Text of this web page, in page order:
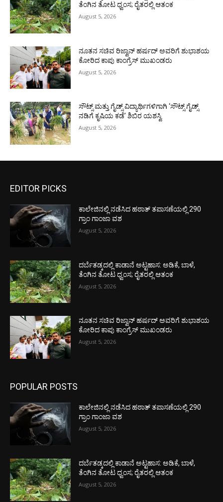
ತೆಂಗಿನ ತೋಟ ಧ್ವಂಸ; ರೈತರಲ್ಲಿ ಆತಂಕ
August 5, 2026
ನೂತನ ಸಚಿವ ರಿಜ್ವಾನ್ ಹರ್ಷದ್ ಅವರಿಗೆ ಶುಭಾಶಯ
ಕೋರಿದ ಕಾಪು ಕಾಂಗ್ರೆಸ್ ಮುಖಂಡರು
August 5, 2026
ಸೌಟ್ಸ್ ಮತ್ತು ಗೈಡ್ಸ್ ವಿದ್ಯಾರ್ಥಿಗಳಿಗಾಗಿ ‘ಸೌಟ್ಸ್ ಗೈಡ್ಸ್
ನಡಿಗೆ ಕೃಷಿಯ ಕಡೆ’ ಶಿಬಿರ ಯಶಸ್ವಿ
August 5, 2026
EDITOR PICKS
ಕಾಲೇಜಿನಲ್ಲಿ ನಡೆಸಿದ ಹಠಾತ್ ತಪಾಸಣೆಯಲ್ಲಿ 290
ಗ್ರಾಂ ಗಾಂಜಾ ವಶ
August 5, 2026
ದರ್ಬೆತಡ್ಕದಲ್ಲಿ ಕಾಡಾನೆ ಅಟ್ಟಹಾಸ: ಅಡಿಕೆ, ಬಾಳೆ,
ತೆಂಗಿನ ತೋಟ ಧ್ವಂಸ; ರೈತರಲ್ಲಿ ಆತಂಕ
August 5, 2026
ನೂತನ ಸಚಿವ ರಿಜ್ವಾನ್ ಹರ್ಷದ್ ಅವರಿಗೆ ಶುಭಾಶಯ
ಕೋರಿದ ಕಾಪು ಕಾಂಗ್ರೆಸ್ ಮುಖಂಡರು
August 5, 2026
POPULAR POSTS
ಕಾಲೇಜಿನಲ್ಲಿ ನಡೆಸಿದ ಹಠಾತ್ ತಪಾಸಣೆಯಲ್ಲಿ 290
ಗ್ರಾಂ ಗಾಂಜಾ ವಶ
August 5, 2026
ದರ್ಬೆತಡ್ಕದಲ್ಲಿ ಕಾಡಾನೆ ಅಟ್ಟಹಾಸ: ಅಡಿಕೆ, ಬಾಳೆ,
ತೆಂಗಿನ ತೋಟ ಧ್ವಂಸ; ರೈತರಲ್ಲಿ ಆತಂಕ
August 5, 2026